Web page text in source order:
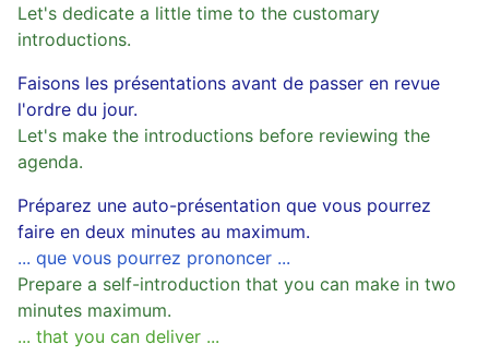
Let's dedicate a little time to the customary
introductions.
Faisons les présentations avant de passer en revue
l'ordre du jour.
Let's make the introductions before reviewing the
agenda.
Préparez une auto-présentation que vous pourrez
faire en deux minutes au maximum.
... que vous pourrez prononcer ...
Prepare a self-introduction that you can make in two
minutes maximum.
... that you can deliver ...